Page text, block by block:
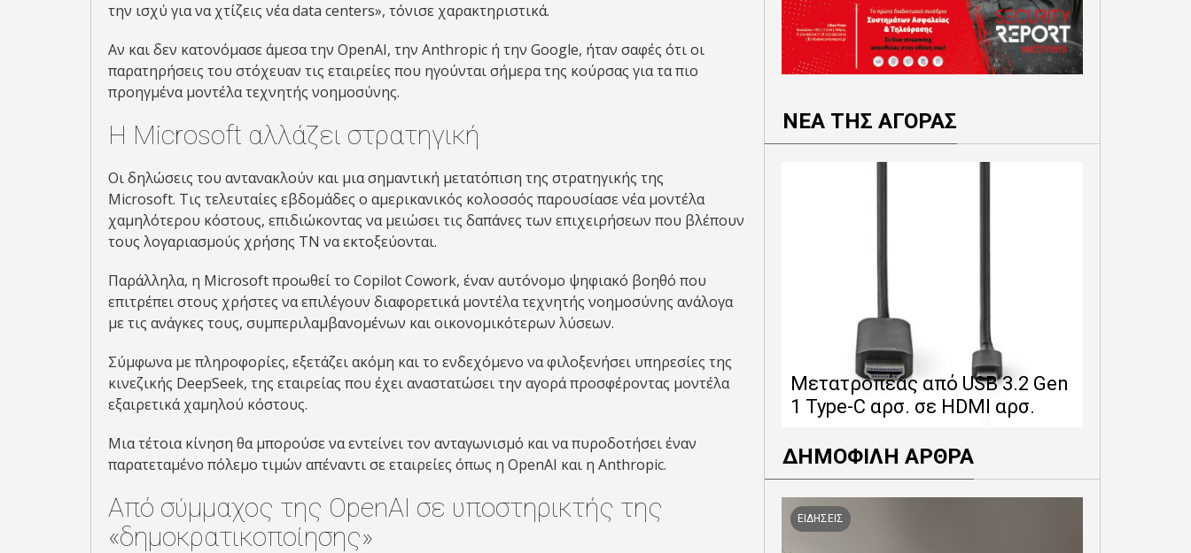
την ισχύ για να χτίζεις νέα data centers», τόνισε χαρακτηριστικά.
Αν και δεν κατονόμασε άμεσα την OpenAI, την Anthropic ή την Google, ήταν σαφές ότι οι
παρατηρήσεις του στόχευαν τις εταιρείες που ηγούνται σήμερα της κούρσας για τα πιο
προηγμένα μοντέλα τεχνητής νοημοσύνης.
Η Microsoft αλλάζει στρατηγική
Οι δηλώσεις του αντανακλούν και μια σημαντική μετατόπιση της στρατηγικής της
Microsoft. Τις τελευταίες εβδομάδες ο αμερικανικός κολοσσός παρουσίασε νέα μοντέλα
χαμηλότερου κόστους, επιδιώκοντας να μειώσει τις δαπάνες των επιχειρήσεων που βλέπουν
τους λογαριασμούς χρήσης ΤΝ να εκτοξεύονται.
Παράλληλα, η Microsoft προωθεί το Copilot Cowork, έναν αυτόνομο ψηφιακό βοηθό που
επιτρέπει στους χρήστες να επιλέγουν διαφορετικά μοντέλα τεχνητής νοημοσύνης ανάλογα
με τις ανάγκες τους, συμπεριλαμβανομένων και οικονομικότερων λύσεων.
Σύμφωνα με πληροφορίες, εξετάζει ακόμη και το ενδεχόμενο να φιλοξενήσει υπηρεσίες της
κινεζικής DeepSeek, της εταιρείας που έχει αναστατώσει την αγορά προσφέροντας μοντέλα
εξαιρετικά χαμηλού κόστους.
Μια τέτοια κίνηση θα μπορούσε να εντείνει τον ανταγωνισμό και να πυροδοτήσει έναν
παρατεταμένο πόλεμο τιμών απέναντι σε εταιρείες όπως η OpenAI και η Anthropic.
Από σύμμαχος της OpenAI σε υποστηρικτής της
«δημοκρατικοποίησης»
ΝΕΑ ΤΗΣ ΑΓΟΡΑΣ
Μετατροπέας από USB 3.2 Gen
1 Type-C αρσ. σε HDMI αρσ.
ΔΗΜΟΦΙΛΗ ΑΡΘΡΑ
ΕΙΔΗΣΕΙΣ